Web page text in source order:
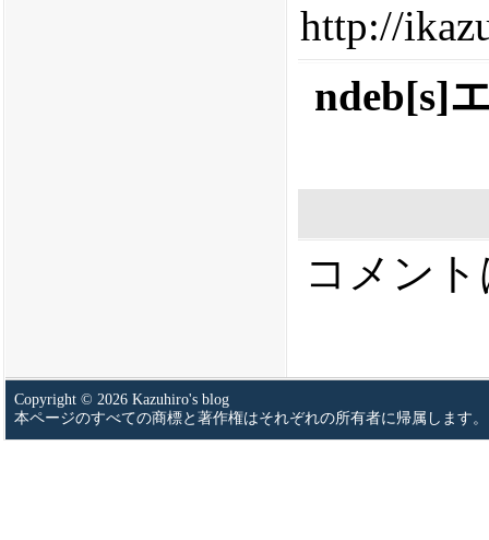
http://
ndeb[s]
コメン
Copyright © 2026 Kazuhiro's blog
本ページのすべての商標と著作権はそれぞれの所有者に帰属します。